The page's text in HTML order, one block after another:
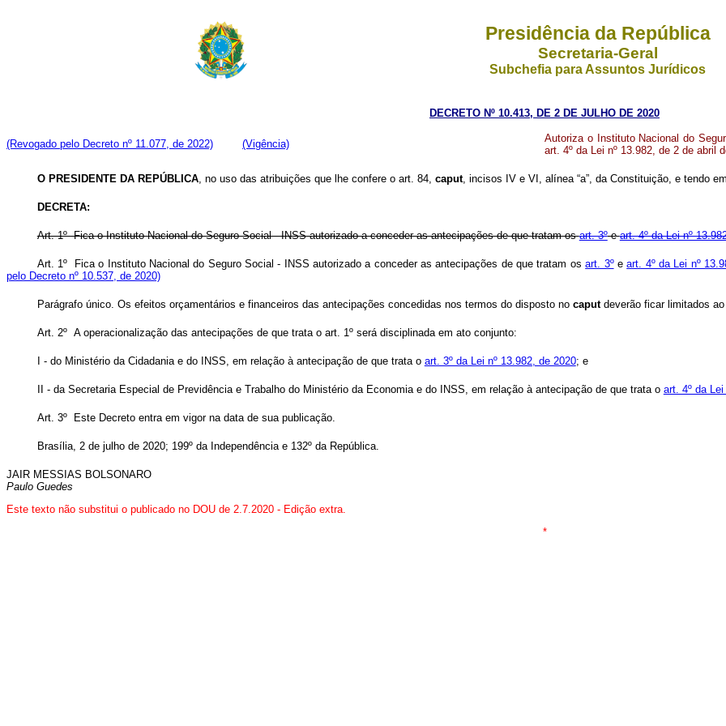
Presidência da República
Secretaria-Geral
Subchefia para Assuntos Jurídicos
DECRETO Nº 10.413, DE 2 DE JULHO DE 2020
(Revogado pelo Decreto nº 11.077, de 2022) (Vigência)
Autoriza o Instituto Nacional do
art. 4º da Lei nº 13.982, de 2 de abril
O PRESIDENTE DA REPÚBLICA, no uso das atribuições que lhe confere o art. 84, caput, incisos IV e VI, alínea “a”, da Constituição, e tendo
DECRETA:
Art. 1º Fica o Instituto Nacional do Seguro Social - INSS autorizado a conceder as antecipações de que tratam osart. 3ºeart. 4º da Lei nº
Art. 1º Fica o Instituto Nacional do Seguro Social - INSS autorizado a conceder as antecipações de que tratam osart. 3ºeart. 4º da Lei nº
pelo Decreto nº 10.537, de 2020)
Parágrafo único. Os efeitos orçamentários e financeiros das antecipações concedidas nos termos do disposto no caputdeverão ficar limitados
Art. 2º A operacionalização das antecipações de que trata o art. 1º será disciplinada em ato conjunto:
I - do Ministério da Cidadania e do INSS, em relação à antecipação de que trata o art. 3º da Lei nº 13.982, de 2020; e
II - da Secretaria Especial de Previdência e Trabalho do Ministério da Economia e do INSS, em relação à antecipação de que trata o art. 4º da
Art. 3º Este Decreto entra em vigor na data de sua publicação.
Brasília, 2 de julho de 2020; 199º da Independência e 132º da República.
JAIR MESSIAS BOLSONARO
Paulo Guedes
Este texto não substitui o publicado no DOU de 2.7.2020 - Edição extra.
*